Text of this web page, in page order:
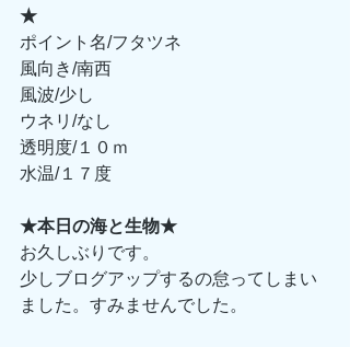
★
ポイント名/フタツネ
風向き/南西
風波/少し
ウネリ/なし
透明度/１０ｍ
水温/１７度
★本日の海と生物★
お久しぶりです。
少しブログアップするの怠ってしまい
ました。すみませんでした。